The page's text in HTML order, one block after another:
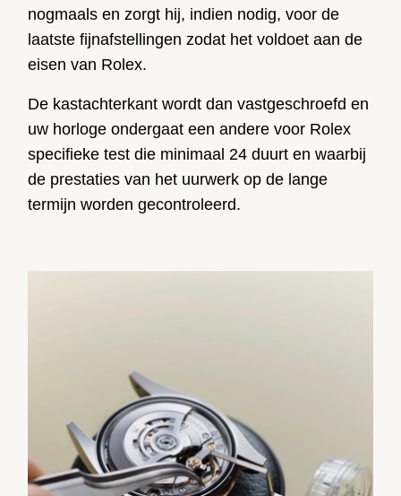
nogmaals en zorgt hij, indien nodig, voor de
laatste fijnafstellingen zodat het voldoet aan de
eisen van Rolex.
De kastachterkant wordt dan vastgeschroefd en
uw horloge ondergaat een andere voor Rolex
specifieke test die minimaal 24 duurt en waarbij
de prestaties van het uurwerk op de lange
termijn worden gecontroleerd.